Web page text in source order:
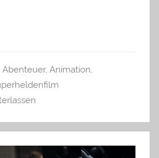
Abenteuer, Animation,